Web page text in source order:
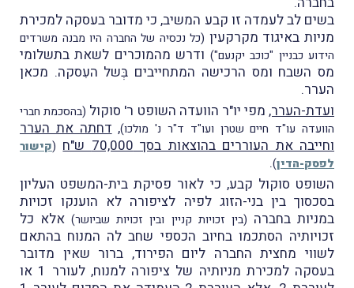
בשים לב לעמדה זו קבע המשיב, כי מדובר בעסקה למכירת
מניות באיגוד מקרקעין (כל נכסיה של החברה היו מבנה משרדים
הידוע כבניין "כוכב יקנעם") ודרש מהמוכרים לשאת בתשלומי
מס השבח ומס הרכישה המתחייבים בְּשל העִסקה. מכאן
הערר.
ועדת-הערר, מפי יו"ר הוועדה השופט ר' סוקול (בהסכמת חברי
הוועדה עו"ד חיים שטרן ועו"ד ד"ר נ' מולכו), דחתה את הערר
וחייבה את העוררים בהוצאות בסך 70,000 ש"ח
(קישור
לפסק-הדין)
.
השופט סוקול קבע, כי לאור פסיקת בית-המשפט העליון
בסכסוך בין בני-הזוג לפיה לציפורה לא הוענקו זכויות
במניות בחברה (בין זכויות קניין ובין זכויות שביושר)אלא כל
זכויותיה הסתכמו בחיוב הכספי שחב לה המנוח בהתאם
לשווי מחצית החברה ליום הפירוד, ברור שאין מדובר
בעסקה למכירת מניותיה של ציפורה למנוח, לעורר 1 או